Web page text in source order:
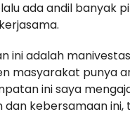
ada andil banyak
ini adalah
masyarakat punya
ini saya
dan kebersamaan